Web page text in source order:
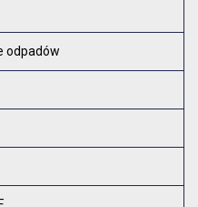
odpadów